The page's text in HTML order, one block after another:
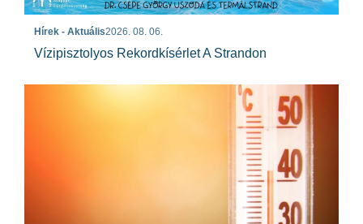
Hírek - Aktuális2026. 08. 06.
Vízipisztolyos Rekordkísérlet A Strandon